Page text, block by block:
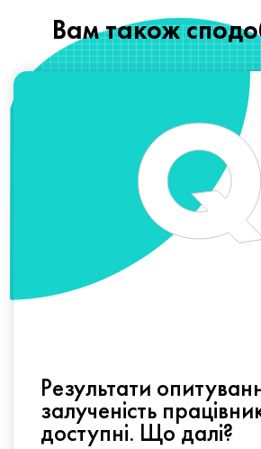
Вам також
Результати
залученість
доступні. Що далі?